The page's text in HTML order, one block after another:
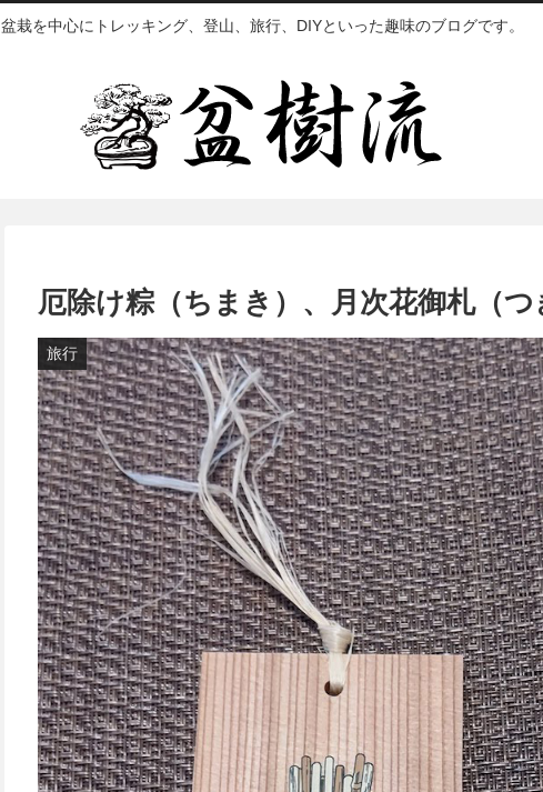
盆栽を中心にトレッキング、登山、旅行、DIYといった趣味のブログです。
厄除け粽（ちまき）、月次花御札（つ
旅行